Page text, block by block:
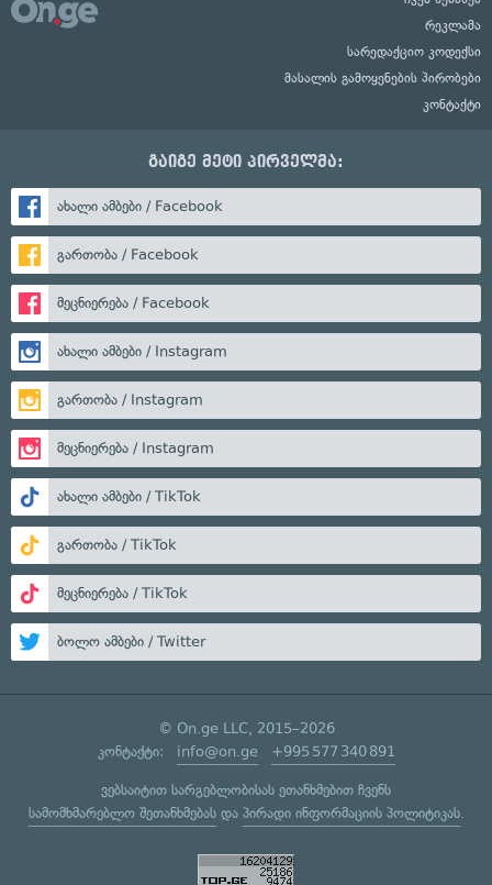
რეკლამა
სარედაქციო კოდექსი
მასალის გამოყენების პირობები
კონტაქტი
გაიგე მეტი პირველმა:
ახალი ამბები / Facebook
გართობა / Facebook
მეცნიერება / Facebook
ახალი ამბები / Instagram
გართობა / Instagram
მეცნიერება / Instagram
ახალი ამბები / TikTok
გართობა / TikTok
მეცნიერება / TikTok
ბოლო ამბები / Twitter
© On.ge LLC, 2015–2026
კონტაქტი: info@on.ge +995 577 340 891
ვებსაიტით სარგებლობისას ეთანხმებით ჩვენს
სამომხმარებლო შეთანხმებასდა პირადი ინფორმაციის პოლიტიკას.